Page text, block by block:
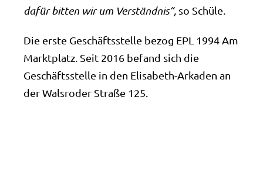
dafür bitten wir um Verständnis“, so Schüle.
Die erste Geschäftsstelle bezog EPL 1994 Am
Marktplatz. Seit 2016 befand sich die
Geschäftsstelle in den Elisabeth-Arkaden an
der Walsroder Straße 125.